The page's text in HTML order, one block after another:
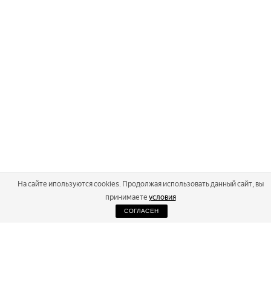
2026
На сайте ипользуются cookies. Продолжая использовать данный сайт, вы
принимаете условия
СОГЛАСЕН